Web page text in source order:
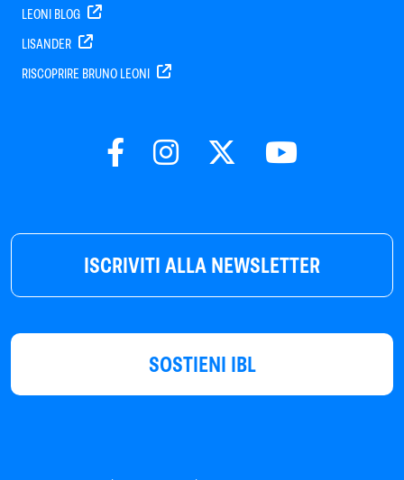
ISCRIVITI ALLA NEWSLETTER
SOSTIENI IBL
LEONI BLOG
LISANDER
RISCOPRIRE BRUNO LEONI